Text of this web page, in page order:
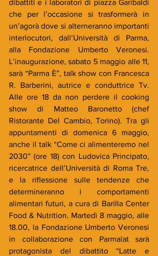
dibattiti e i laboratori di piazza Garibaldi
che per l’occasione si trasformerà in
un’agorà dove si alterneranno importanti
interlocutori, dall’Università di Parma,
alla Fondazione Umberto Veronesi.
L’inaugurazione, sabato 5 maggio alle 11,
sarà “Parma È”, talk show con Francesca
R. Barberini, autrice e conduttrice Tv.
Alle ore 18 da non perdere il cooking
show di Matteo Baronetto (chef
Ristorante Del Cambio, Torino). Tra gli
appuntamenti di domenica 6 maggio,
anche il talk “Come ci alimenteremo nel
2030” (ore 18) con Ludovica Principato,
ricercatrice dell’Università di Roma Tre,
e la riflessione sulle tendenze che
determineranno i comportamenti
alimentari futuri, a cura di Barilla Center
Food & Nutrition. Martedì 8 maggio, alle
18.00, la Fondazione Umberto Veronesi
in collaborazione con Parmalat sarà
protagonista del dibattito “Latte e